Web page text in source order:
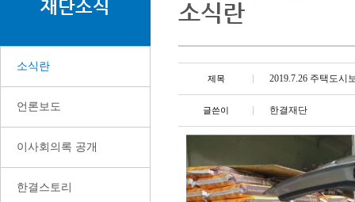
재단소식
소식란
언론보도
이사회의록 공개
한결스토리
소식란
제목 2019.7.26 주택도시
글쓴이 한결재단